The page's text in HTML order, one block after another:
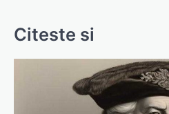
Citeste si